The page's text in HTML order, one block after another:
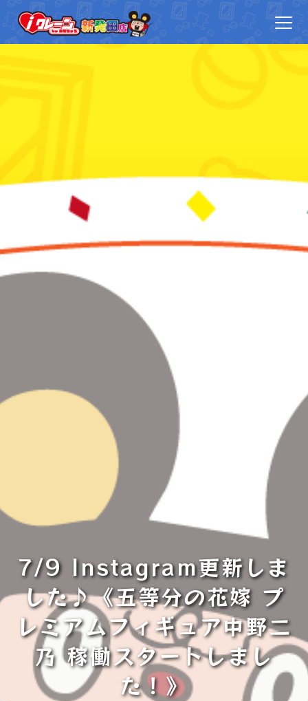
7/9 Instagram更新しま
した♪《五等分の花嫁 プ
レミアムフィギュア中野二
乃 稼働スタートしまし
た！》